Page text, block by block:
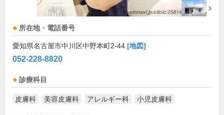
所在地・電話番号
愛知県名古屋市中川区中野本町2-44 [地図]
052-228-8820
診療科目
皮膚科 美容皮膚科 アレルギー科 小児皮膚科